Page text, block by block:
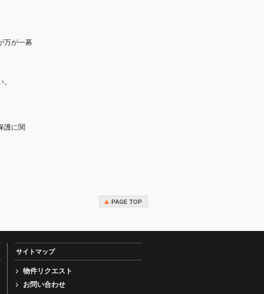
万が一募
護に関
サイトマップ
物件リクエスト
お問い合わせ